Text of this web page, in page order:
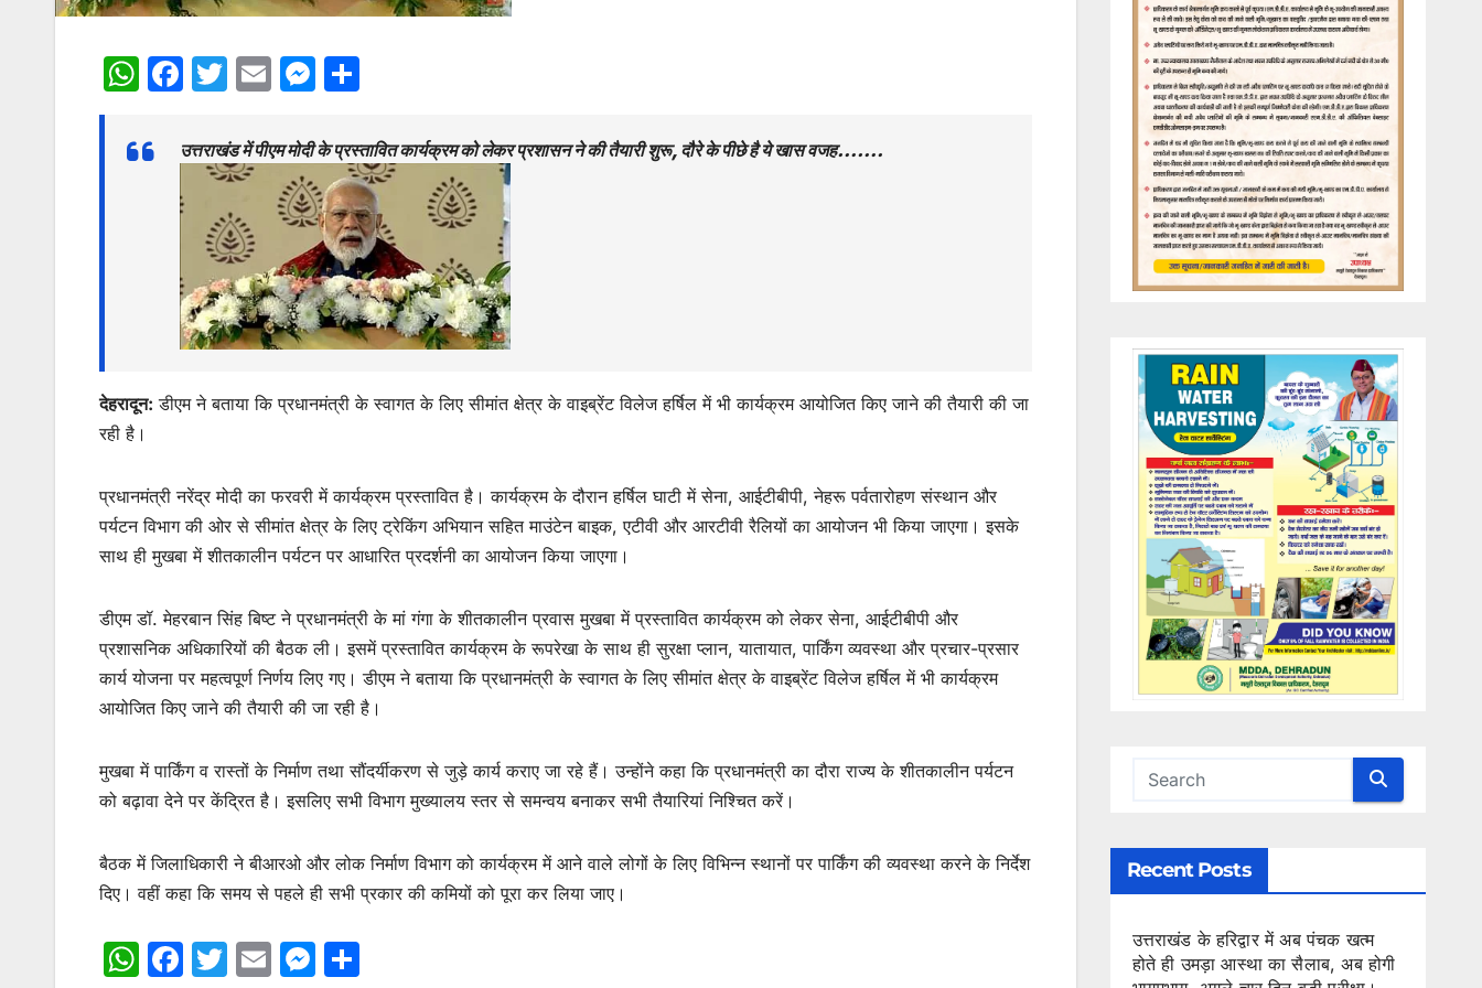
W
at
F
c
b
o
k
T
itt
er
E
ai
M
s
s
e
n
g
er
ar
e
उत्तराखंड में पीएम मोदी के प्रस्तावित कार्यक्रम को लेकर प्रशासन ने की तैयारी शुरू, दौरे के पीछे है ये खास वजह…….
देहरादून: डीएम ने बताया कि प्रधानमंत्री के स्वागत के लिए सीमांत क्षेत्र के वाइब्रेंट विलेज हर्षिल में भी कार्यक्रम आयोजित किए जाने की तैयारी की जा
रही है।
प्रधानमंत्री नरेंद्र मोदी का फरवरी में कार्यक्रम प्रस्तावित है। कार्यक्रम के दौरान हर्षिल घाटी में सेना, आईटीबीपी, नेहरू पर्वतारोहण संस्थान और
पर्यटन विभाग की ओर से सीमांत क्षेत्र के लिए ट्रेकिंग अभियान सहित माउंटेन बाइक, एटीवी और आरटीवी रैलियों का आयोजन भी किया जाएगा। इसके
साथ ही मुखबा में शीतकालीन पर्यटन पर आधारित प्रदर्शनी का आयोजन किया जाएगा।
डीएम डॉ. मेहरबान सिंह बिष्ट ने प्रधानमंत्री के मां गंगा के शीतकालीन प्रवास मुखबा में प्रस्तावित कार्यक्रम को लेकर सेना, आईटीबीपी और
प्रशासनिक अधिकारियों की बैठक ली। इसमें प्रस्तावित कार्यक्रम के रूपरेखा के साथ ही सुरक्षा प्लान, यातायात, पार्किंग व्यवस्था और प्रचार-प्रसार
कार्य योजना पर महत्वपूर्ण निर्णय लिए गए। डीएम ने बताया कि प्रधानमंत्री के स्वागत के लिए सीमांत क्षेत्र के वाइब्रेंट विलेज हर्षिल में भी कार्यक्रम
आयोजित किए जाने की तैयारी की जा रही है।
मुखबा में पार्किंग व रास्तों के निर्माण तथा सौंदर्यीकरण से जुड़े कार्य कराए जा रहे हैं। उन्होंने कहा कि प्रधानमंत्री का दौरा राज्य के शीतकालीन पर्यटन
को बढ़ावा देने पर केंद्रित है। इसलिए सभी विभाग मुख्यालय स्तर से समन्वय बनाकर सभी तैयारियां निश्चित करें।
बैठक में जिलाधिकारी ने बीआरओ और लोक निर्माण विभाग को कार्यक्रम में आने वाले लोगों के लिए विभिन्न स्थानों पर पार्किंग की व्यवस्था करने के निर्देश
दिए। वहीं कहा कि समय से पहले ही सभी प्रकार की कमियों को पूरा कर लिया जाए।
W F
T
E
M
Recent Posts
उत्तराखंड के हरिद्वार में अब पंचक खत्म
होते ही उमड़ा आस्था का सैलाब, अब होगी